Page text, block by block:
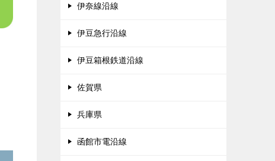
伊奈線沿線
伊豆急行沿線
伊豆箱根鉄道沿線
佐賀県
兵庫県
函館市電沿線